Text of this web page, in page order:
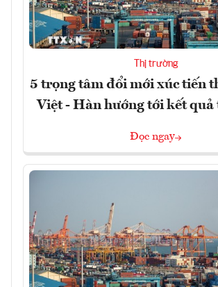
Thị trường
5 trọng tâm đổi mới xúc tiến
Việt - Hàn hướng tới kết quả
Đọc ngay